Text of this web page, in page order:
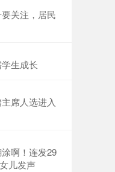
关注，居民
生成长
席人选进入
啊！连发29
儿发声